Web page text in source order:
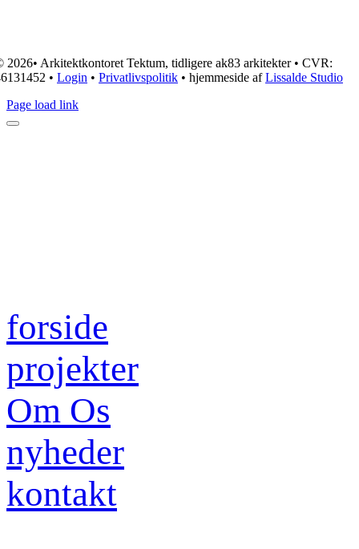
2026• Arkitektkontoret Tektum, tidligere ak83 arkitekter • CVR:
• Login • Privatlivspolitik • hjemmeside afLissalde Studio
Page load link
forside
projekter
Om Os
nyheder
kontakt